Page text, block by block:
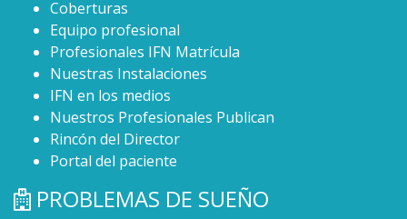
Coberturas
Equipo profesional
Profesionales IFN Matrícula
Nuestras Instalaciones
IFN en los medios
Nuestros Profesionales Publican
Rincón del Director
Portal del paciente
PROBLEMAS DE SUEÑO